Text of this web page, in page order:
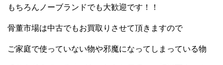
もちろんノーブランドでも大歓迎です！！
骨董市場は中古でもお買取りさせて頂きますので
ご家庭で使っていない物や邪魔になってしまっている物